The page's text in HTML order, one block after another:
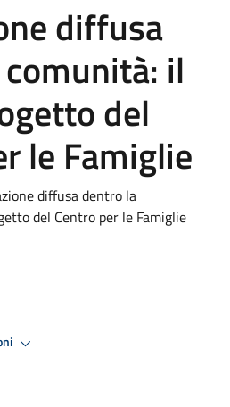
diffusa
il
del
le Famiglie
diffusa dentro la
del Centro per le Famiglie